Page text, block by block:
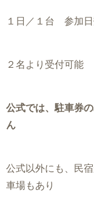
１日／１台 参加
２名より受付可能
公式では、駐車券
ん
公式以外にも、民
車場もあり